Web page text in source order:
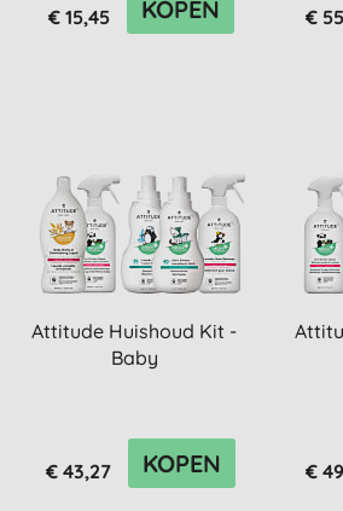
€ 15,45 KOPEN €
Attitude Huishoud Kit -
Baby
€ 43,27 KOPEN €